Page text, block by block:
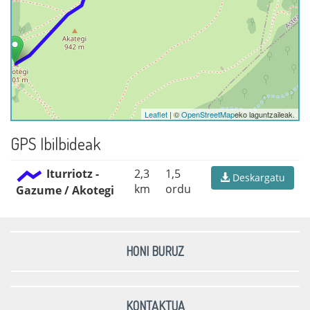
Leaflet | ©OpenStreetMapeko laguntzaileak.
GPS Ibilbideak
Iturriotz -
Gazume / Akotegi
2,3
km
1,5
ordu
Deskargatu
HONI BURUZ
KONTAKTUA